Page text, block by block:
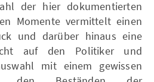
der hier dokumentierten
Momente vermittelt einen
und darüber hinaus eine
auf den Politiker und
mit einem gewissen